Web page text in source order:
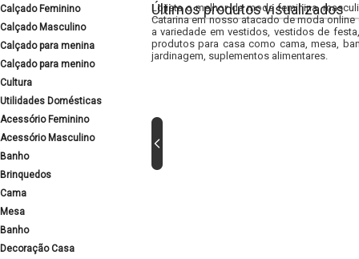
Calçado Feminino
Calçado Masculino
Calçado para menina
Calçado para menino
Cultura
Utilidades Domésticas
Acessório Feminino
Acessório Masculino
Banho
Brinquedos
Cama
Mesa
Banho
Decoração Casa
Últimos produtos visualizados
Lojista o melhor da moda feminina,
Catarina em nosso atacado de moda
a variedade em vestidos, vestidos de
produtos para casa como cama, mesa,
jardinagem, suplementos alimentares.